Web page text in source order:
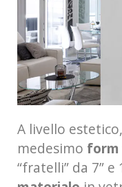
A livello
medesimo
“fratelli” da 7” e